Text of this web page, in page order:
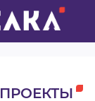
ПРОЕКТЫ